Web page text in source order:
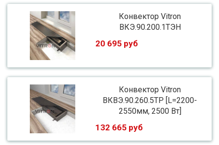
Конвектор Vitron
ВКЭ.90.200.1ТЭН
20 695 руб
Конвектор Vitron
ВКВЭ.90.260.5ТР [L=2200-
2550мм, 2500 Вт]
132 665 руб